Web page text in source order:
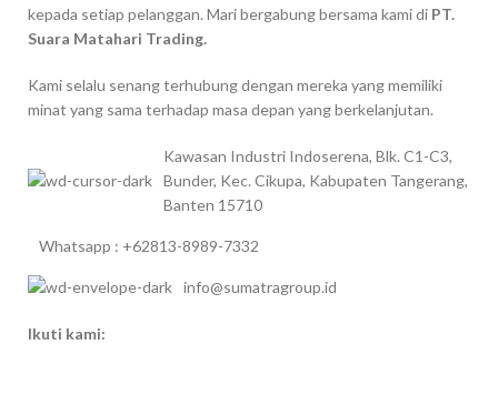
kepada setiap pelanggan. Mari bergabung bersama kami di PT.
Suara Matahari Trading.
Kami selalu senang terhubung dengan mereka yang memiliki
minat yang sama terhadap masa depan yang berkelanjutan.
Kawasan Industri Indoserena, Blk. C1-C3,
Bunder, Kec. Cikupa, Kabupaten Tangerang,
Banten 15710
Whatsapp : +62813-8989-7332
info@sumatragroup.id
Ikuti kami: